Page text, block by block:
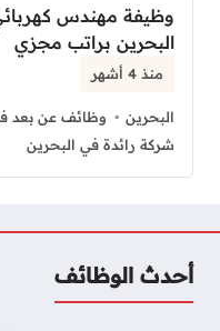
وظيفة مهندس
البحرين براتب مجزي
منذ 4 أشهر
البحرين
وظائف عن بعد
شركة رائدة في البحرين
أحدث الوظائف